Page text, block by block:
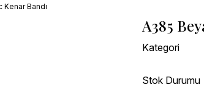
A385
Kategori
Stok Durumu